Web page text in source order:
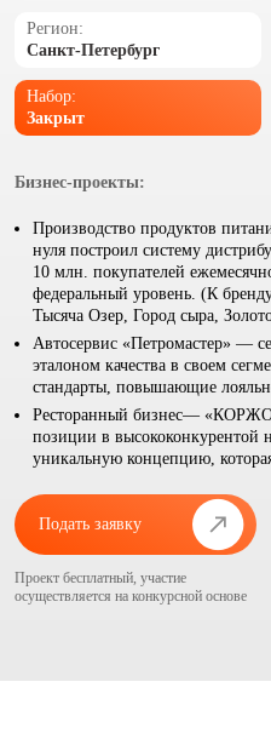
Регион:
Санкт-Петербург
Набор:
Закрыт
Бизнес-проекты:
Производство продуктов
нуля построил систему
10 млн. покупателей
федеральный уровень. (К
Тысяча Озер, Город сыра,
Автосервис «Петромастер» —
эталоном качества в своем
стандарты, повышающие
Ресторанный бизнес—
позиции в высококонкурентой
уникальную концепцию,
Подать заявку
Проект бесплатный, участие
осуществляется на конкурсной основе